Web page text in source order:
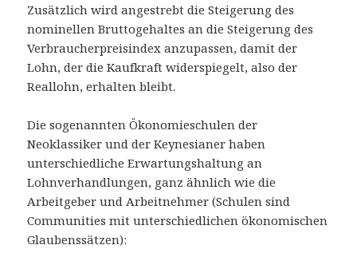
Zusätzlich wird angestrebt die Steigerung des
nominellen Bruttogehaltes an die Steigerung des
Verbraucherpreisindex anzupassen, damit der
Lohn, der die Kaufkraft widerspiegelt, also der
Reallohn, erhalten bleibt.
Die sogenannten Ökonomieschulen der
Neoklassiker und der Keynesianer haben
unterschiedliche Erwartungshaltung an
Lohnverhandlungen, ganz ähnlich wie die
Arbeitgeber und Arbeitnehmer (Schulen sind
Communities mit unterschiedlichen ökonomischen
Glaubenssätzen):